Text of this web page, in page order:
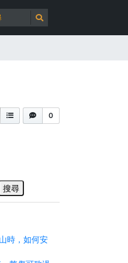
0
搜尋
時，如何安